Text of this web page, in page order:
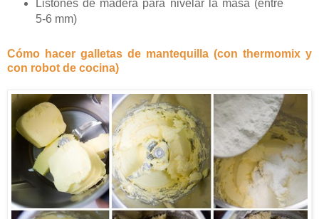
Listones de madera para nivelar la masa (entre
5-6 mm)
Cómo hacer galletas de mantequilla (con thermomix y
con robot de cocina)